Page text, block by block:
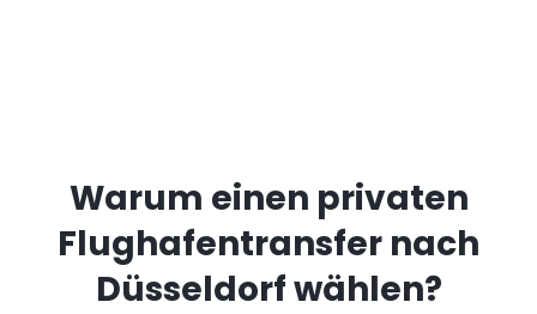
Warum einen privaten
Flughafentransfer nach
Düsseldorf wählen?